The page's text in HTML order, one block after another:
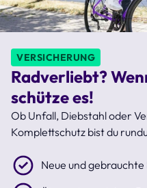
VERSICHERUNG
Radverliebt?
schütze es!
Ob Unfall, Diebstahl oder
Komplettschutz bist du
Neue und gebrauchte